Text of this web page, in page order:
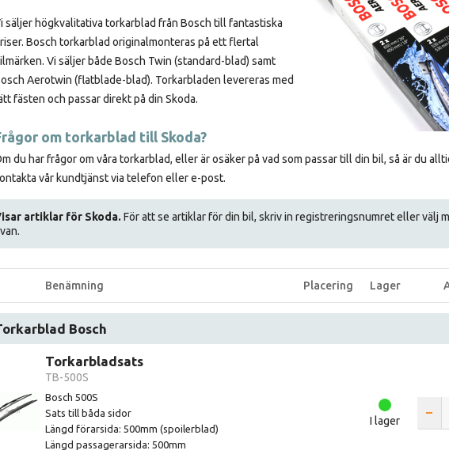
säljer högkvalitativa torkarblad från Bosch till fantastiska
Bosch torkarblad originalmonteras på ett flertal
Vi säljer både Bosch Twin (standard-blad) samt
Aerotwin (flatblade-blad). Torkarbladen levereras med
fästen och passar direkt på din Skoda.
om torkarblad till Skoda?
du har frågor om våra torkarblad, eller är osäker på vad som passar till din bil, så är du
vår kundtjänst via telefon eller e-post.
artiklar för Skoda. För att se artiklar för din bil, skriv in registreringsnumret eller välj
Benämning Placering Lager
Bosch
Torkarbladsats
TB-500S
Bosch 500S
Sats till båda sidor
Längd förarsida: 500mm (spoilerblad)
Längd passagerarsida: 500mm
I lager